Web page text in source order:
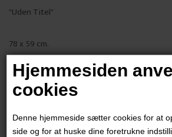
Hjemmesiden
cookies
Denne hjemmeside sætter cookies for at
side og for at huske dine foretrukne
"Uden Titel"
78 x 59 cm.
Mixed media på papir
Sort glasramme
PRODUKTINFORMATION